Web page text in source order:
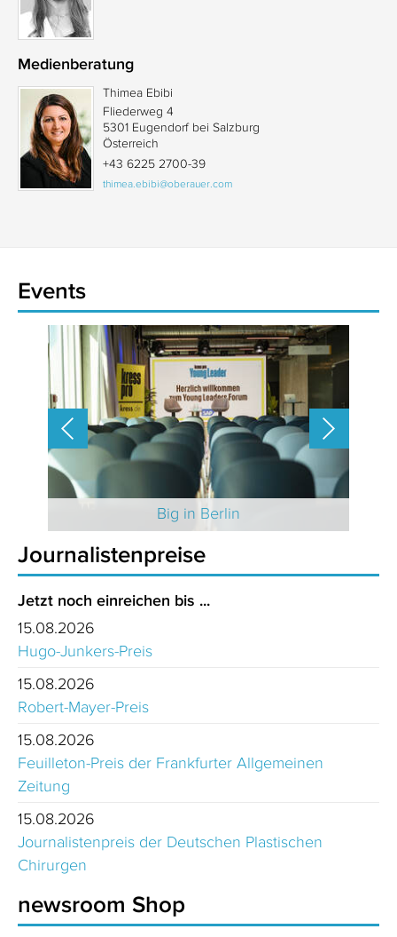
Medienberatung
Thimea Ebibi
Fliederweg 4
5301 Eugendorf bei Salzburg
Österreich
+43 6225 2700-39
thimea.ebibi@oberauer.com
Events
Big in Berlin
Journalistenpreise
Jetzt noch einreichen bis ...
15.08.2026
Hugo-Junkers-Preis
15.08.2026
Robert-Mayer-Preis
15.08.2026
Feuilleton-Preis der Frankfurter Allgemeinen
Zeitung
15.08.2026
Journalistenpreis der Deutschen Plastischen
Chirurgen
newsroom Shop